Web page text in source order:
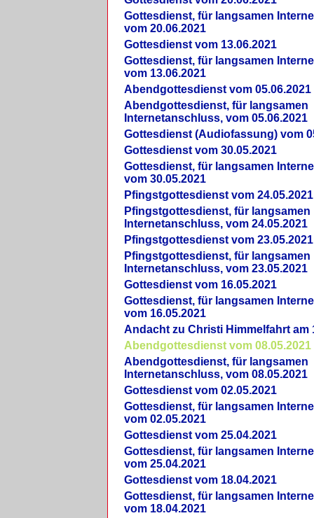
Gottesdienst, für langsamen
vom 20.06.2021
Gottesdienst vom 13.06.2021
Gottesdienst, für langsamen
vom 13.06.2021
Abendgottesdienst vom 05.06.2021
Abendgottesdienst, für langsamen
Internetanschluss, vom 05.06.2021
Gottesdienst (Audiofassung) vom
Gottesdienst vom 30.05.2021
Gottesdienst, für langsamen
vom 30.05.2021
Pfingstgottesdienst vom 24.05.2021
Pfingstgottesdienst, für langsamen
Internetanschluss, vom 24.05.2021
Pfingstgottesdienst vom 23.05.2021
Pfingstgottesdienst, für langsamen
Internetanschluss, vom 23.05.2021
Gottesdienst vom 16.05.2021
Gottesdienst, für langsamen
vom 16.05.2021
Andacht zu Christi Himmelfahrt am
Abendgottesdienst vom 08.05.2021
Abendgottesdienst, für langsamen
Internetanschluss, vom 08.05.2021
Gottesdienst vom 02.05.2021
Gottesdienst, für langsamen
vom 02.05.2021
Gottesdienst vom 25.04.2021
Gottesdienst, für langsamen
vom 25.04.2021
Gottesdienst vom 18.04.2021
Gottesdienst, für langsamen
vom 18.04.2021